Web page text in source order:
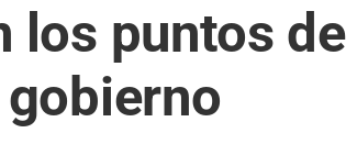
los puntos